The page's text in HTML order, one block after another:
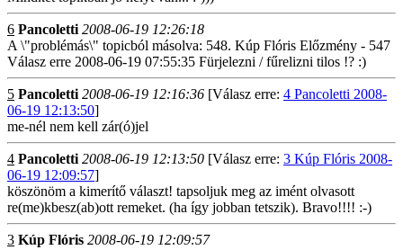
6 Pancoletti 2008-06-19 12:26:18
A \"problémás\" topicból másolva: 548. Kúp Flóris Előzmény - 547
Válasz erre 2008-06-19 07:55:35 Fürjelezni / fűrelizni tilos !? :)
5 Pancoletti 2008-06-19 12:16:36 [Válasz erre: 4 Pancoletti 2008-
06-19 12:13:50]
me-nél nem kell zár(ó)jel
4 Pancoletti 2008-06-19 12:13:50 [Válasz erre: 3 Kúp Flóris 2008-
06-19 12:09:57]
köszönöm a kimerítő választ! tapsoljuk meg az imént olvasott
re(me)kbesz(ab)ott remeket. (ha így jobban tetszik). Bravo!!!! :-)
3 Kúp Flóris 2008-06-19 12:09:57